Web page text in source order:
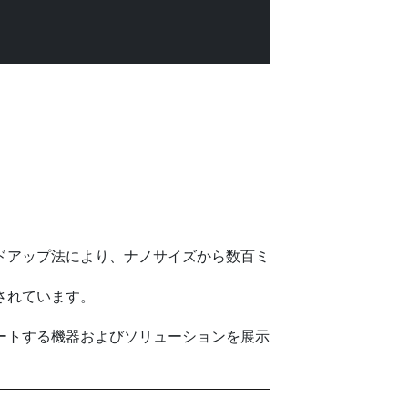
ップ法により、ナノサイズから数百ミ
ています。
する機器およびソリューションを展示